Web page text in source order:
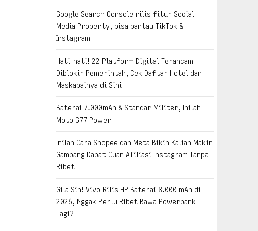
Google Search Console rilis fitur Social
Media Property, bisa pantau TikTok &
Instagram
Hati-hati! 22 Platform Digital Terancam
Diblokir Pemerintah, Cek Daftar Hotel dan
Maskapainya di Sini
Baterai 7.000mAh & Standar Militer, Inilah
Moto G77 Power
Inilah Cara Shopee dan Meta Bikin Kalian Makin
Gampang Dapat Cuan Afiliasi Instagram Tanpa
Ribet
Gila Sih! Vivo Rilis HP Baterai 8.000 mAh di
2026, Nggak Perlu Ribet Bawa Powerbank
Lagi?